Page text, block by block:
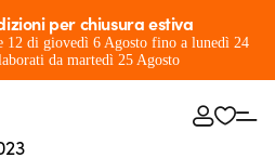
per chiusura estiva
12 di giovedì 6 Agosto fino a lunedì 24
da martedì 25 Agosto